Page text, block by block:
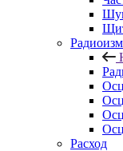
Расход